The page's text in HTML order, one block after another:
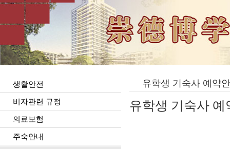
생활안전
비자관련 규정
의료보험
주숙안내
유학생 기숙사 예약
유학생 기숙사 예